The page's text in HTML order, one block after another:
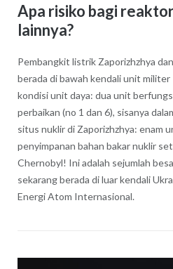
Apa risiko bagi
lainnya?
Pembangkit listrik Zaporizhzhya
berada di bawah kendali unit militer
kondisi unit daya: dua unit
perbaikan (no 1 dan 6), sisanya
situs nuklir di Zaporizhzhya: enam
penyimpanan bahan bakar nuklir
Chernobyl! Ini adalah sejumlah
sekarang berada di luar kendali
Energi Atom Internasional.